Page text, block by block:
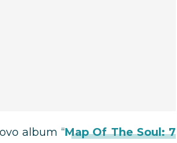
album “Map Of The Soul: 7